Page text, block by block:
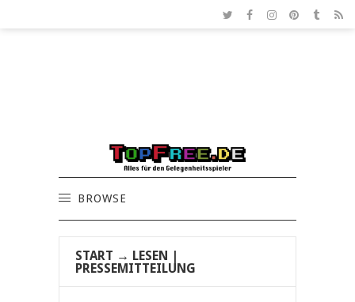
BROWSE
START → LESEN
PRESSEMITTEILUNG